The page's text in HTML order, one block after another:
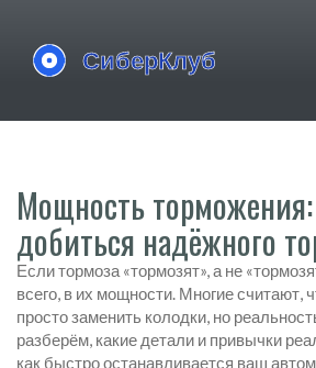
Мощность
добиться надёжного
Если тормоза «тормозят», а не
всего, в их мощности. Многие считают,
просто заменить колодки, но
разберём, какие детали и привычки
как быстро останавливается ваш